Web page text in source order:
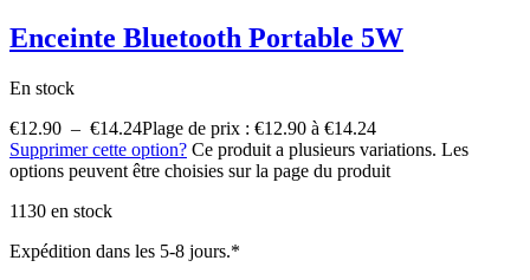
Enceinte Bluetooth Portable 5W
En stock
€12.90 – €14.24Plage de prix : €12.90 à €14.24
Supprimer cette option? Ce produit a plusieurs variations. Les
options peuvent être choisies sur la page du produit
1130 en stock
Expédition dans les 5-8 jours.*